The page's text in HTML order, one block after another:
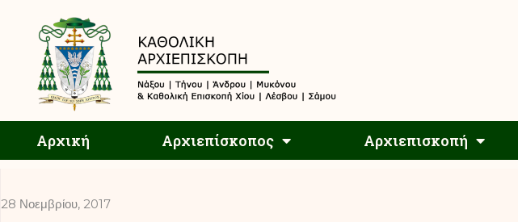
Αρχική Αρχιεπίσκοπος Αρχιεπισκοπή
28 Νοεμβρίου, 2017